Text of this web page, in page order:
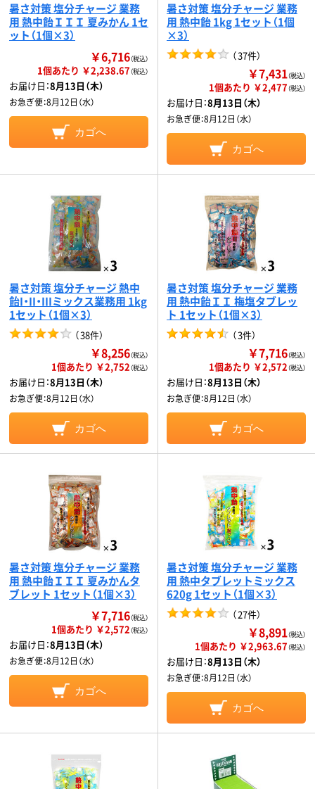
暑さ対策 塩分チャージ 業務
用 熱中飴ＩＩＩ 夏みかん 1セ
ット（1個×3）
￥6,716（税込）
1個あたり ￥2,238.67（税込）
お届け日：8月13日（木）
お急ぎ便：8月12日（水）
カゴへ
暑さ対策 塩分チャージ 業務
用 熱中飴 1kg 1セット（1個
×3）
（37件）
￥7,431（税込）
1個あたり ￥2,477（税込）
お届け日：8月13日（木）
お急ぎ便：8月12日（水）
カゴへ
暑さ対策 塩分チャージ 熱中
飴I・II・IIIミックス業務用 1kg
1セット（1個×3）
（38件）
￥8,256（税込）
1個あたり ￥2,752（税込）
お届け日：8月13日（木）
お急ぎ便：8月12日（水）
カゴへ
暑さ対策 塩分チャージ 業務
用 熱中飴ＩＩ 梅塩タブレッ
ト 1セット（1個×3）
（3件）
￥7,716（税込）
1個あたり ￥2,572（税込）
お届け日：8月13日（木）
お急ぎ便：8月12日（水）
カゴへ
暑さ対策 塩分チャージ 業務
用 熱中飴ＩＩＩ 夏みかんタ
ブレット 1セット（1個×3）
￥7,716（税込）
1個あたり ￥2,572（税込）
お届け日：8月13日（木）
お急ぎ便：8月12日（水）
カゴへ
暑さ対策 塩分チャージ 業務
用 熱中タブレットミックス
620g 1セット（1個×3）
（27件）
￥8,891（税込）
1個あたり ￥2,963.67（税込）
お届け日：8月13日（木）
お急ぎ便：8月12日（水）
カゴへ